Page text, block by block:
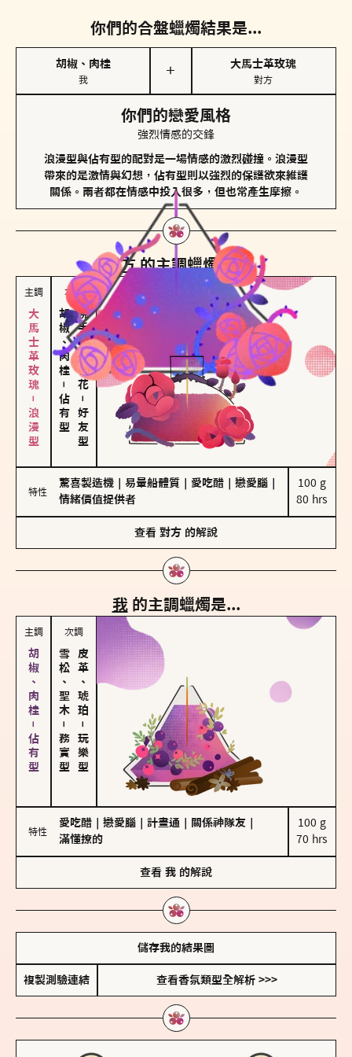
你們的合盤蠟燭結果是...
胡椒、肉桂
我
＋
大馬士革玫瑰
對方
你們的戀愛風格
強烈情感的交鋒
浪漫型與佔有型的配對是一場情感的激烈碰撞。浪漫型
帶來的是激情與幻想，佔有型則以強烈的保護欲來維護
關係。兩者都在情感中投入很多，但也常產生摩擦。
對方的主調蠟燭是...
主調
大馬士革玫瑰－浪漫型
次調
胡椒、肉桂
－
佔有型
佛手柑、橙花
－
好友型
特性
驚喜製造機 易暈船體質 愛吃醋 戀愛腦
情緒價值提供者
100 g
80 hrs
查看 對方 的解說
我 的主調蠟燭是...
主調
胡椒、肉桂－佔有型
次調
雪松、聖木
－
務實型
皮革、琥珀
－
玩樂型
特性
愛吃醋 戀愛腦 計畫通 關係神隊友
滿懂撩的
100 g
70 hrs
查看 我 的解說
儲存我的結果圖
複製測驗連結 查看香氛類型全解析 >>>